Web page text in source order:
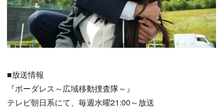
■放送情報
『ボーダレス～広域移動捜査隊～』
テレビ朝日系にて、毎週水曜21:00～放送